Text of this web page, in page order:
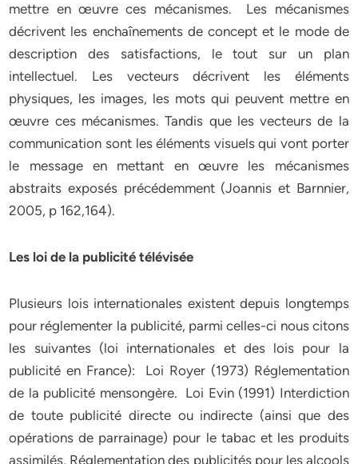
mettre en œuvre ces mécanismes. Les mécanismes
décrivent les enchaînements de concept et le mode de
description des satisfactions, le tout sur un plan
intellectuel. Les vecteurs décrivent les éléments
physiques, les images, les mots qui peuvent mettre en
œuvre ces mécanismes. Tandis que les vecteurs de la
communication sont les éléments visuels qui vont porter
le message en mettant en œuvre les mécanismes
abstraits exposés précédemment (Joannis et Barnnier,
2005, p 162,164).
Les loi de la publicité télévisée
Plusieurs lois internationales existent depuis longtemps
pour réglementer la publicité, parmi celles-ci nous citons
les suivantes (loi internationales et des lois pour la
publicité en France): Loi Royer (1973) Réglementation
de la publicité mensongère. Loi Evin (1991) Interdiction
de toute publicité directe ou indirecte (ainsi que des
opérations de parrainage) pour le tabac et les produits
assimilés, Réglementation des publicités pour les alcools